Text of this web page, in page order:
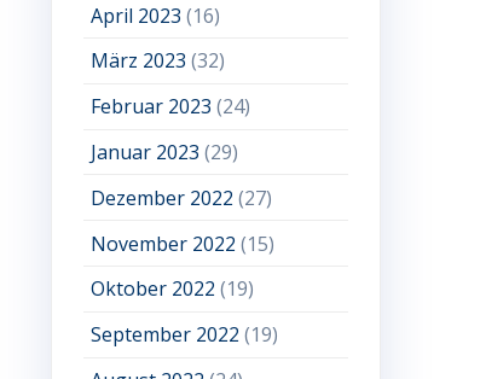
April 2023 (16)
März 2023 (32)
Februar 2023 (24)
Januar 2023 (29)
Dezember 2022 (27)
November 2022 (15)
Oktober 2022 (19)
September 2022 (19)